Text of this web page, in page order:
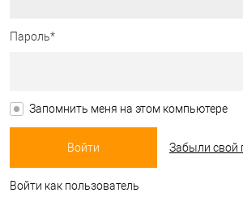
Пароль*
Запомнить меня на этом компьютере
Забыли свой
Войти как пользователь